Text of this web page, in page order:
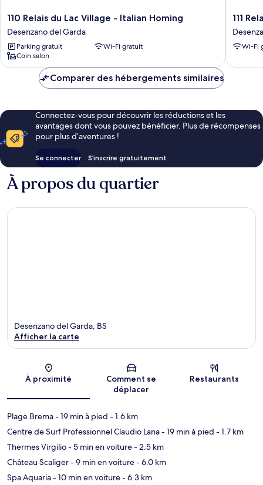
110
Relais
du
Lac
Village
-
del
110 Relais du Lac Village - Italian Homing
Desenzano del Garda
Parking gratuit
Wi-Fi gratuit
Coin salon
111
Relais
du
Lac
-
del
111
Wi-Fi
Comparer des hébergements similaires
Connectez-vous pour découvrir les réductions et les
avantages dont vous pouvez bénéficier. Plus de récompenses
pour plus d’aventures !
Se connecter S’inscrire gratuitement
À propos du quartier
Carte
Desenzano del Garda, BS
Afficher la carte
À proximité
Comment se
déplacer
Restaurants
Plage Brema- 19 min à pied - 1.6 km
Centre de Surf Professionnel Claudio Lana- 19 min à pied - 1.7 km
Thermes Virgilio- 5 min en voiture- 2.5 km
Château Scaliger- 9 min en voiture- 6.0 km
Spa Aquaria- 10 min en voiture- 6.3 km